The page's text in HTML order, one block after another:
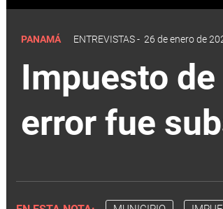
PANAMÁ ENTREVISTAS- 26 de enero de
Impuesto
error fue